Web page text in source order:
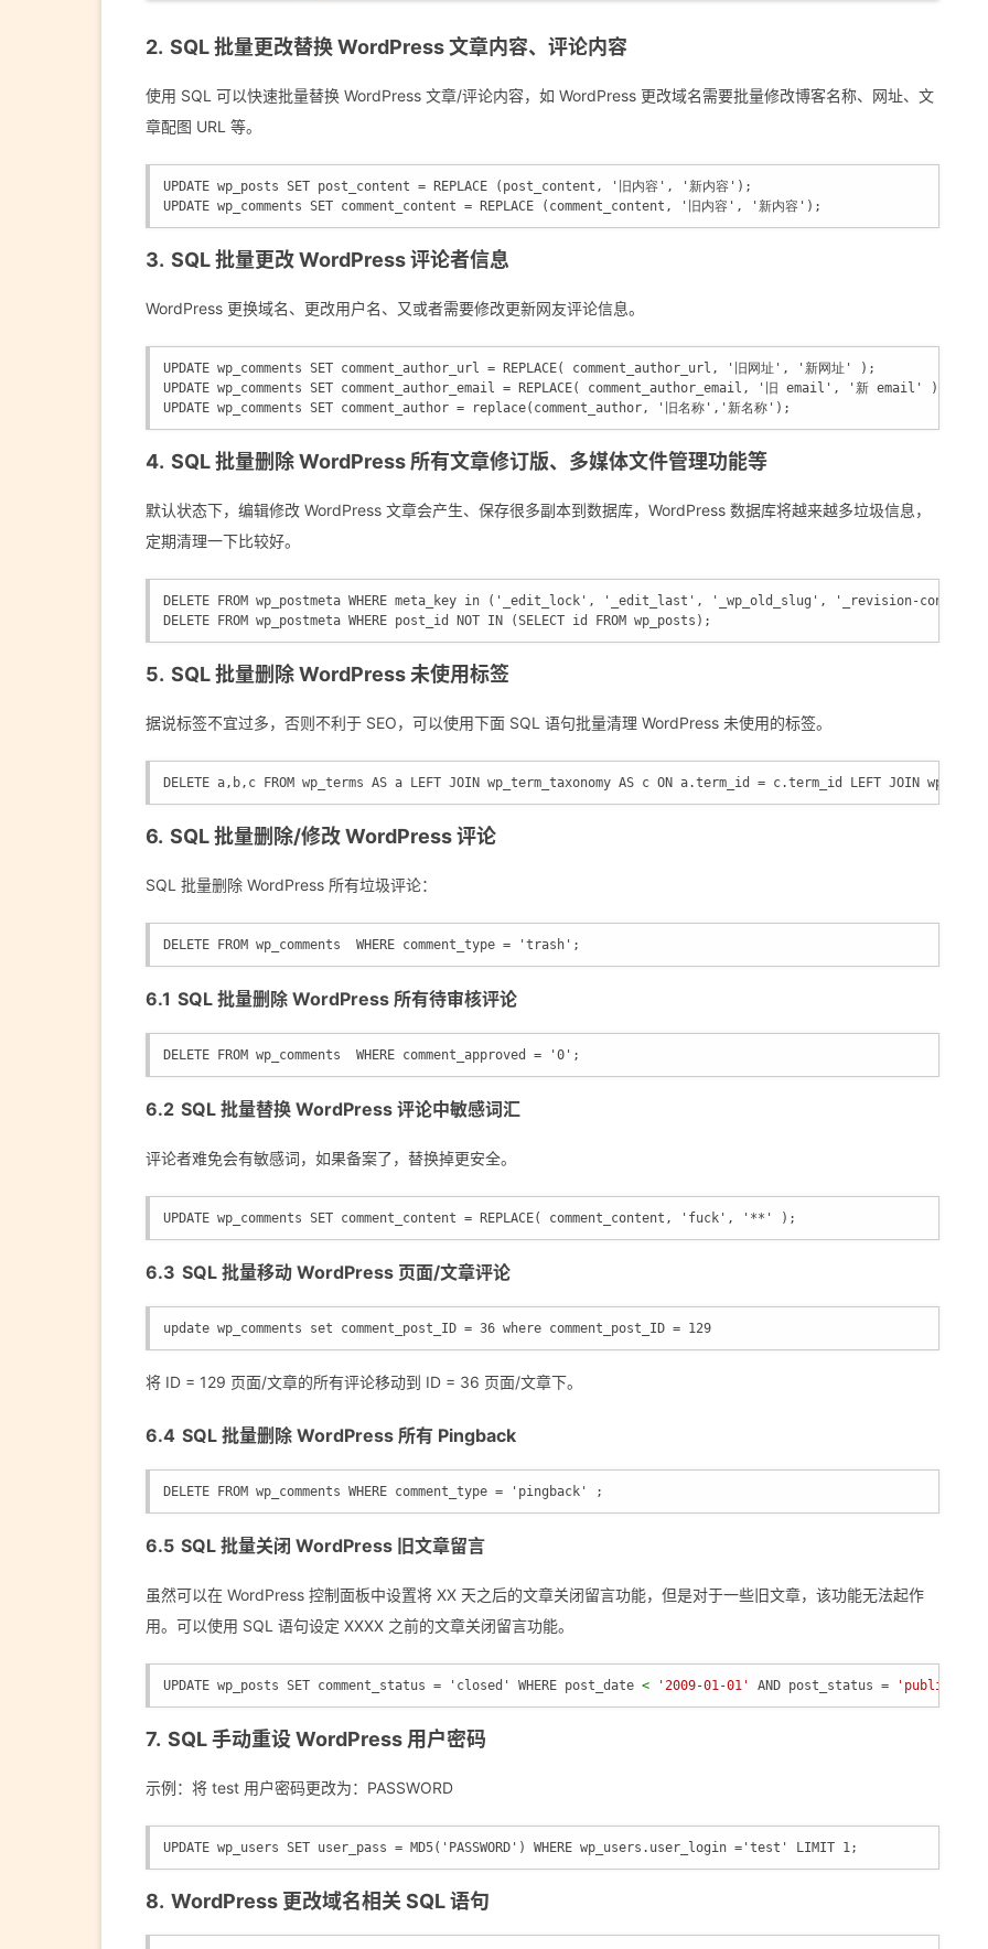
SQL 批量更改替换 WordPress 文章内容、评论内容
使用 SQL 可以快速批量替换 WordPress 文章/评论内容，如 WordPress 更改域名需要批量修改博客名称、网址、文
章配图 URL 等。
UPDATE wp_posts SET post_content = REPLACE (post_content, '旧内容', '新内容');
UPDATE wp_comments SET comment_content = REPLACE (comment_content, '旧内容', '新内容');
SQL 批量更改 WordPress 评论者信息
WordPress 更换域名、更改用户名、又或者需要修改更新网友评论信息。
UPDATE wp_comments SET comment_author_url = REPLACE( comment_author_url, '旧网址', '新网址' );
UPDATE wp_comments SET comment_author_email = REPLACE( comment_author_email, '旧 email', '新 email' );
UPDATE wp_comments SET comment_author = replace(comment_author, '旧名称','新名称');
SQL 批量删除 WordPress 所有文章修订版、多媒体文件管理功能等
默认状态下，编辑修改 WordPress 文章会产生、保存很多副本到数据库，WordPress 数据库将越来越多垃圾信息，
定期清理一下比较好。
DELETE FROM wp_postmeta WHERE meta_key in ('_edit_lock', '_edit_last', '_wp_old_slug', '_revision-
DELETE FROM wp_postmeta WHERE post_id NOT IN (SELECT id FROM wp_posts);
SQL 批量删除 WordPress 未使用标签
据说标签不宜过多，否则不利于 SEO，可以使用下面 SQL 语句批量清理 WordPress 未使用的标签。
DELETE a,b,c FROM wp_terms AS a LEFT JOIN wp_term_taxonomy AS c ON a.term_id = c.term_id LEFT JOIN
SQL 批量删除/修改 WordPress 评论
SQL 批量删除 WordPress 所有垃圾评论：
DELETE FROM wp_comments  WHERE comment_type = 'trash';
SQL 批量删除 WordPress 所有待审核评论
DELETE FROM wp_comments  WHERE comment_approved = '0';
SQL 批量替换 WordPress 评论中敏感词汇
评论者难免会有敏感词，如果备案了，替换掉更安全。
UPDATE wp_comments SET comment_content = REPLACE( comment_content, 'fuck', '**' );
SQL 批量移动 WordPress 页面/文章评论
update wp_comments set comment_post_ID = 36 where comment_post_ID = 129
将 ID = 129 页面/文章的所有评论移动到 ID = 36 页面/文章下。
SQL 批量删除 WordPress 所有 Pingback
DELETE FROM wp_comments WHERE comment_type = 'pingback' ;
SQL 批量关闭 WordPress 旧文章留言
虽然可以在 WordPress 控制面板中设置将 XX 天之后的文章关闭留言功能，但是对于一些旧文章，该功能无法起作
用。可以使用 SQL 语句设定 XXXX 之前的文章关闭留言功能。
UPDATE wp_posts SET comment_status = 'closed' WHERE post_date < '2009-01-01' AND post_status = 'publish'
SQL 手动重设 WordPress 用户密码
示例：将 test 用户密码更改为：PASSWORD
UPDATE wp_users SET user_pass = MD5('PASSWORD') WHERE wp_users.user_login ='test' LIMIT 1;
WordPress 更改域名相关 SQL 语句